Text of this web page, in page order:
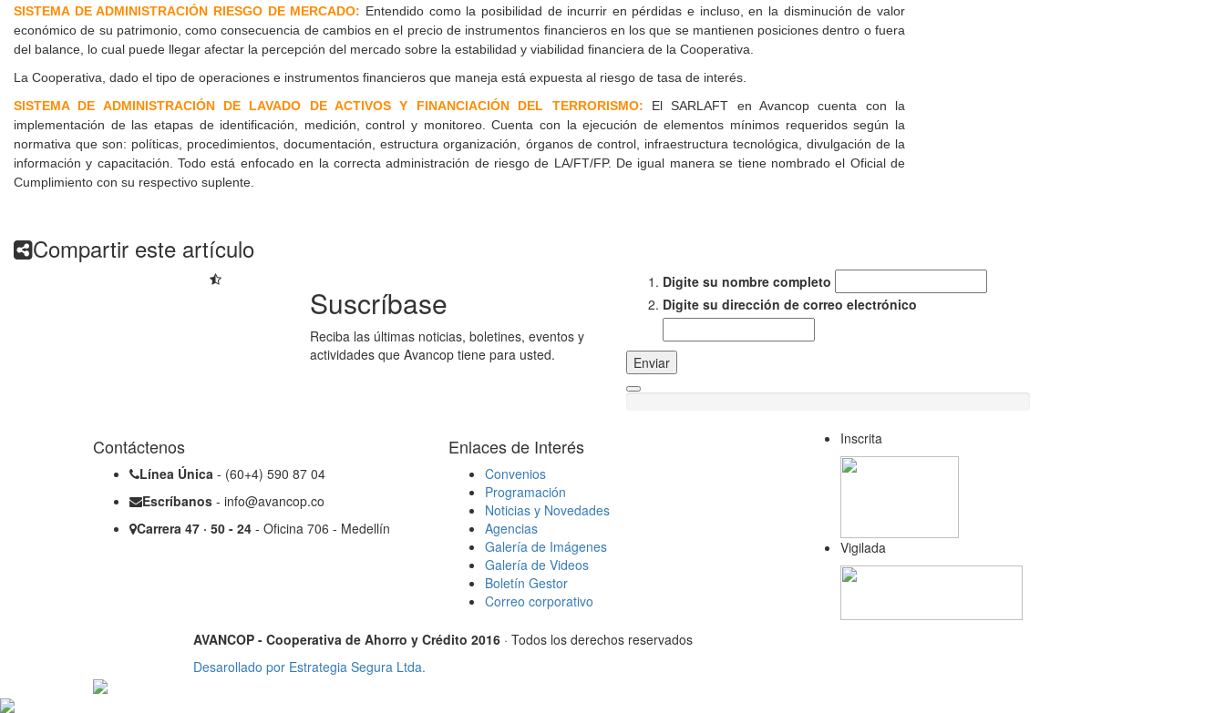
SISTEMA DE ADMINISTRACIÓN RIESGO DE MERCADO: Entendido como la posibilidad de incurrir en pérdidas e incluso, en la disminución de valor
económico de su patrimonio, como consecuencia de cambios en el precio de instrumentos financieros en los que se mantienen posiciones dentro o fuera
del balance, lo cual puede llegar afectar la percepción del mercado sobre la estabilidad y viabilidad financiera de la Cooperativa.
La Cooperativa, dado el tipo de operaciones e instrumentos financieros que maneja está expuesta al riesgo de tasa de interés.
SISTEMA DE ADMINISTRACIÓN DE LAVADO DE ACTIVOS Y FINANCIACIÓN DEL TERRORISMO:
El SARLAFT en Avancop cuenta con la
implementación de las etapas de identificación, medición, control y monitoreo. Cuenta con la ejecución de elementos mínimos requeridos según la
normativa que son: políticas, procedimientos, documentación, estructura organización, órganos de control, infraestructura tecnológica, divulgación de la
información y capacitación. Todo está enfocado en la correcta administración de riesgo de LA/FT/FP. De igual manera se tiene nombrado el Oficial de
Cumplimiento con su respectivo suplente.
Compartir este artículo
Suscríbase
Reciba las últimas noticias, boletines, eventos y
actividades que Avancop tiene para usted.
Digite su nombre completo
Digite su dirección de correo electrónico
Enviar
Contáctenos
Línea Única - (60+4) 590 87 04
Escríbanos - info@avancop.co
Carrera 47 · 50 - 24 - Oficina 706 - Medellín
Enlaces de Interés
Convenios
Programación
Noticias y Novedades
Agencias
Galería de Imágenes
Galería de Videos
Boletín Gestor
Correo corporativo
Inscrita
Vigilada
AVANCOP - Cooperativa de Ahorro y Crédito 2016 · Todos los derechos reservados
Desarollado por Estrategia Segura Ltda.